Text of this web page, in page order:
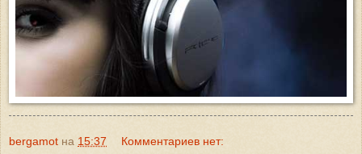
bergamot на 15:37 Комментариев нет: